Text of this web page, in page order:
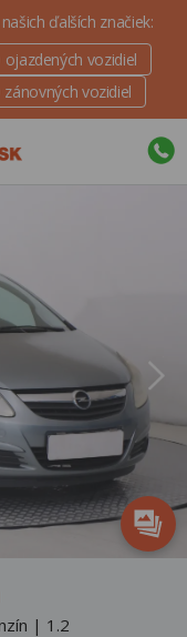
ďalších značiek:
vozidiel
zánovných vozidiel
| 1.2